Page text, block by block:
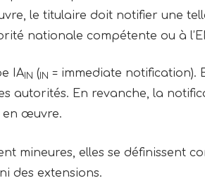
le titulaire doit notifier une
nationale compétente ou à
IAIN (IN = immediate notification).
autorités. En revanche, la
en œuvre.
mineures, elles se définissent
des extensions.